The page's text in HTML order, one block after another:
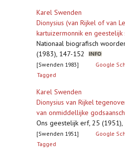
Karel Swenden
Dionysius (van Rijkel of van
kartuizermonnik en geestelijk
Nationaal biografisch
(1983), 147-152
[Swenden 1983] Google
Tagged
Karel Swenden
Dionysius van Rijkel
van onmiddellijke
Ons geestelijk erf, 25
[Swenden 1951] Google
Tagged